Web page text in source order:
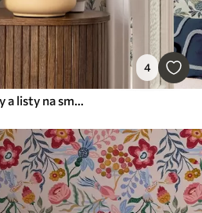
4
Modrozelené ľudové kvety a listy na smotanovej farbe